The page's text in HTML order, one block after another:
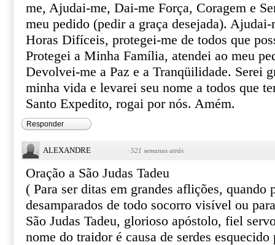
me, Ajudai-me, Dai-me Força, Coragem e
meu pedido (pedir a graça desejada). Ajudai-
Horas Difíceis, protegei-me de todos que
Protegei a Minha Família, atendei ao meu
Devolvei-me a Paz e a Tranqüilidade. Serei
minha vida e levarei seu nome a todos que
Santo Expedito, rogai por nós. Amém.
Responder
ALEXANDRE · 521 semanas atrás
Oração a São Judas Tadeu
( Para ser ditas em grandes aflições, quando
desamparados de todo socorro visível ou
São Judas Tadeu, glorioso apóstolo, fiel
nome do traidor é causa de serdes